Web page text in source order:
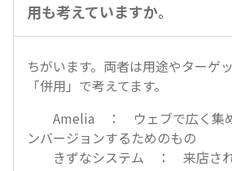
用も考えていますか。
ちがいます。両者は用途やターゲ
「併用」で考えてます。
Amelia ： ウェブで広く集め
ンバージョンするためのもの
きずなシステム ： 来店され